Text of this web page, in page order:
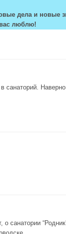
дела и новые
люблю!
санаторий.
о санатории